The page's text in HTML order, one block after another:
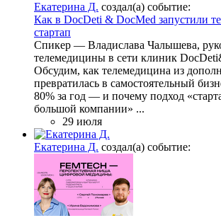
Екатерина Д. создал(а) событие:
Как в DocDeti & DocMed запустили
стартап
Спикер — Владислава Чалышева,
телемедицины в сети клиник
Обсудим, как телемедицина из
превратилась в самостоятельный
80% за год — и почему подход
большой компании» ...
29 июля
Екатерина Д. создал(а) событие: